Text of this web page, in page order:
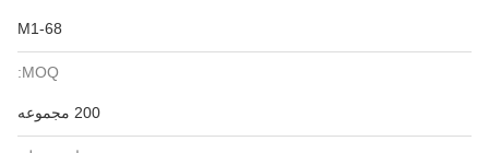
M1-68
MOQ:
200 مجموعه